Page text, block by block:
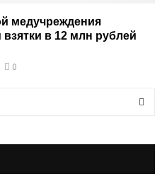
медучреждения
в 12 млн рублей
0